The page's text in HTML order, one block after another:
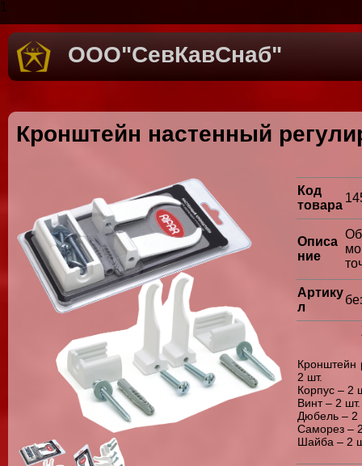
1
ООО"СевКавСнаб"
Кронштейн настенный
Код
товара
Описа
ние
Артику
л
Кронштейн
2 шт.
Корпус – 2
Винт – 2 шт.
Дюбель – 2
Саморез –
Шайба – 2